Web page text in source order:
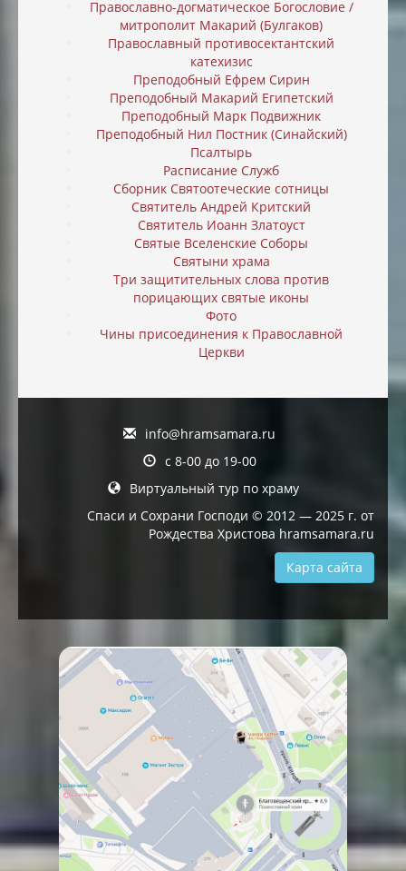
Православно-догматическое Богословие /
митрополит Макарий (Булгаков)
Православный противосектантский
катехизис
Преподобный Ефрем Сирин
Преподобный Макарий Египетский
Преподобный Марк Подвижник
Преподобный Нил Постник (Синайский)
Псалтырь
Расписание Служб
Сборник Святоотеческие сотницы
Святитель Андрей Критский
Святитель Иоанн Златоуст
Святые Вселенские Соборы
Святыни храма
Три защитительных слова против
порицающих святые иконы
Фото
Чины присоединения к Православной
Церкви
info@hramsamara.ru
с 8-00 до 19-00
Виртуальный тур по храму
Спаси и Сохрани Господи © 2012 — 2025 г. от
Рождества Христова hramsamara.ru
Карта сайта